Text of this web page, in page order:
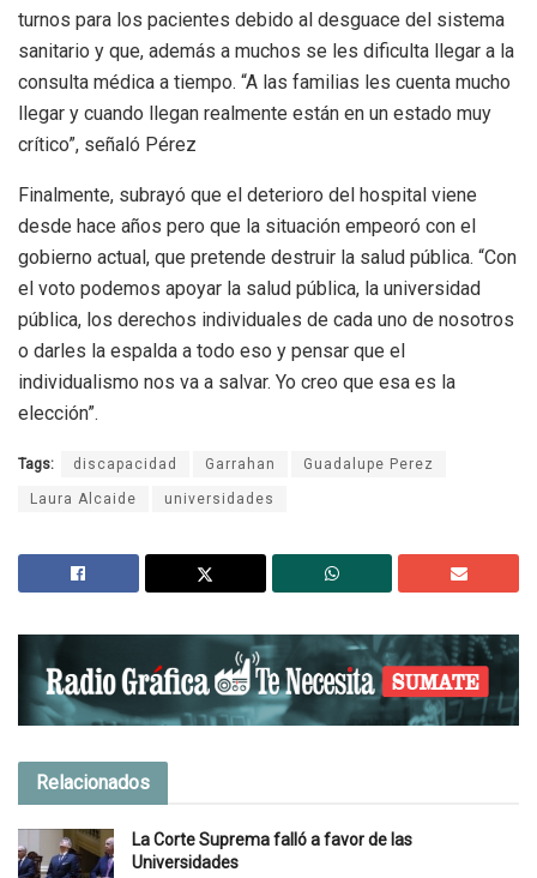
turnos para los pacientes debido al desguace del sistema
sanitario y que, además a muchos se les dificulta llegar a la
consulta médica a tiempo. “A las familias les cuenta mucho
llegar y cuando llegan realmente están en un estado muy
crítico”, señaló Pérez
Finalmente, subrayó que el deterioro del hospital viene
desde hace años pero que la situación empeoró con el
gobierno actual, que pretende destruir la salud pública. “Con
el voto podemos apoyar la salud pública, la universidad
pública, los derechos individuales de cada uno de nosotros
o darles la espalda a todo eso y pensar que el
individualismo nos va a salvar. Yo creo que esa es la
elección”.
Tags: discapacidad Garrahan Guadalupe Perez
Laura Alcaide universidades
Relacionados
La Corte Suprema falló a favor de las
Universidades